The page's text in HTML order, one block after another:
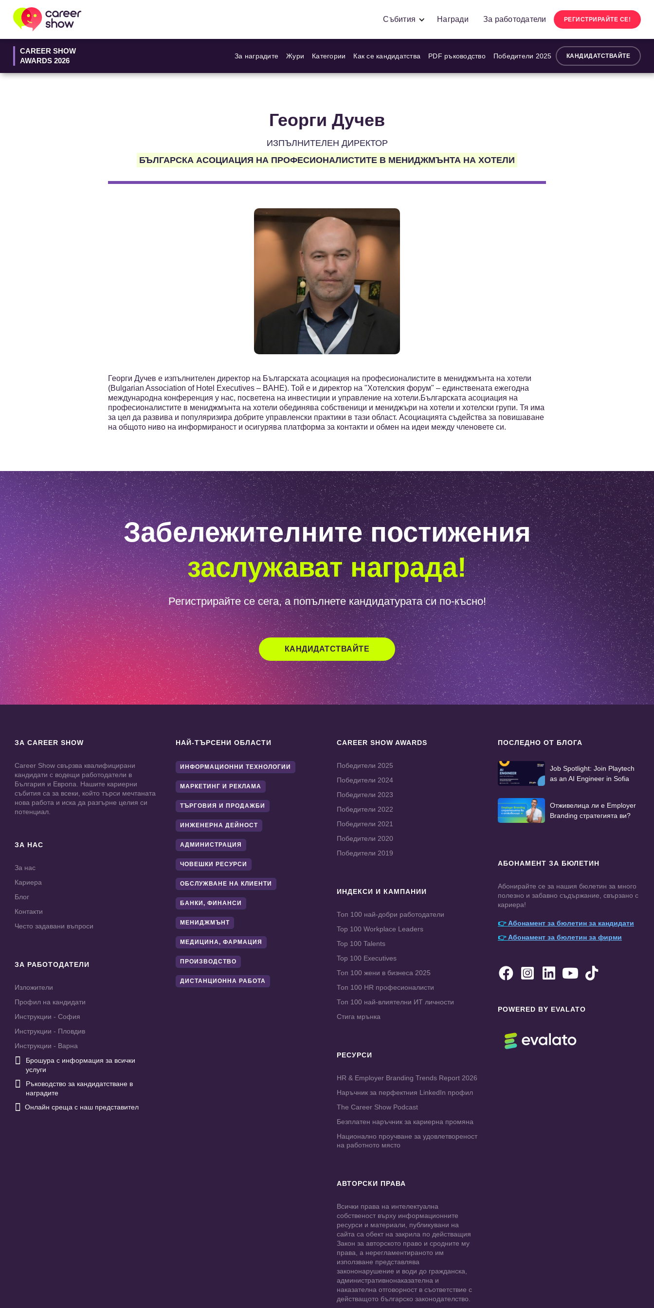
Събития Награди За работодатели РЕГИСТРИРАЙТЕ СЕ!
CAREER SHOW
AWARDS 2026
За наградите Жури Категории Как се кандидатства PDF ръководство Победители 2025 КАНДИДАТСТВАЙТЕ
Георги Дучев
ИЗПЪЛНИТЕЛЕН ДИРЕКТОР
БЪЛГАРСКА АСОЦИАЦИЯ НА ПРОФЕСИОНАЛИСТИТЕ В МЕНИДЖМЪНТА НА ХОТЕЛИ
Георги Дучев е изпълнителен директор на Българската асоциация на професионалистите в мениджмънта на хотели
(Bulgarian Association of Hotel Executives – BAHE). Той е и директор на "Хотелския форум" – единствената ежегодна
международна конференция у нас, посветена на инвестиции и управление на хотели.Българската асоциация на
професионалистите в мениджмънта на хотели обединява собственици и мениджъри на хотели и хотелски групи. Тя има
за цел да развива и популяризира добрите управленски практики в тази област. Асоциацията съдейства за повишаване
на общото ниво на информираност и осигурява платформа за контакти и обмен на идеи между членовете си.
Забележителните постижения
заслужават награда!
Регистрирайте се сега, а попълнете кандидатурата си по-късно!
КАНДИДАТСТВАЙТЕ
ЗА CAREER SHOW
Career Show свързва квалифицирани
кандидати с водещи работодатели в
България и Европа. Нашите кариерни
събития са за всеки, който търси мечтаната
нова работа и иска да разгърне целия си
потенциал.
ЗА НАС
За нас
Кариера
Блог
Контакти
Често задавани въпроси
ЗА РАБОТОДАТЕЛИ
Изложители
Профил на кандидати
Инструкции - София
Инструкции - Пловдив
Инструкции - Варна

Брошура с информация за всички
услуги

Ръководство за кандидатстване в
наградите
 Онлайн среща с наш представител
НАЙ-ТЪРСЕНИ ОБЛАСТИ
ИНФОРМАЦИОННИ ТЕХНОЛОГИИ
МАРКЕТИНГ И РЕКЛАМА
ТЪРГОВИЯ И ПРОДАЖБИ
ИНЖЕНЕРНА ДЕЙНОСТ
АДМИНИСТРАЦИЯ
ЧОВЕШКИ РЕСУРСИ
ОБСЛУЖВАНЕ НА КЛИЕНТИ
БАНКИ, ФИНАНСИ
МЕНИДЖМЪНТ
МЕДИЦИНА, ФАРМАЦИЯ
ПРОИЗВОДСТВО
ДИСТАНЦИОННА РАБОТА
CAREER SHOW AWARDS
Победители 2025
Победители 2024
Победители 2023
Победители 2022
Победители 2021
Победители 2020
Победители 2019
ИНДЕКСИ И КАМПАНИИ
Топ 100 най-добри работодатели
Top 100 Workplace Leaders
Top 100 Talents
Top 100 Executives
Топ 100 жени в бизнеса 2025
Топ 100 HR професионалисти
Топ 100 най-влиятелни ИТ личности
Стига мрънка
РЕСУРСИ
HR & Employer Branding Trends Report 2026
Наръчник за перфектния LinkedIn профил
The Career Show Podcast
Безплатен наръчник за кариерна промяна
Национално проучване за удовлетвореност
на работното място
АВТОРСКИ ПРАВА
Всички права на интелектуална
собственост върху информационните
ресурси и материали, публикувани на
сайта са обект на закрила по действащия
Закон за авторското право и сродните му
права, а нерегламентираното им
използване представлява
закононарушение и води до гражданска,
административнонаказателна и
наказателна отговорност в съответствие с
действащото българско законодателство.
ПОСЛЕДНО ОТ БЛОГА
Job Spotlight: Join Playtech
as an AI Engineer in Sofia
Отживелица ли е Employer
Branding стратегията ви?
АБОНАМЕНТ ЗА БЮЛЕТИН
Абонирайте се за нашия бюлетин за много
полезно и забавно съдържание, свързано с
кариера!
👉Абонамент за бюлетин за кандидати
👉Абонамент за бюлетин за фирми
    
POWERED BY EVALATO